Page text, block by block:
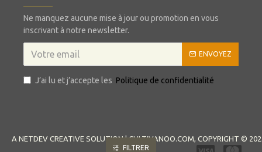
Ne manquez aucune mise à jour ou promotion en vous
inscrivant à notre newsletter.
ENVOYEZ
J’ai lu et j’accepte les Politique de confidentialité
A NETDEV CREATIVE SOLUTION | CULTIVANOO.COM, COPYRIGHT ©
FILTRER